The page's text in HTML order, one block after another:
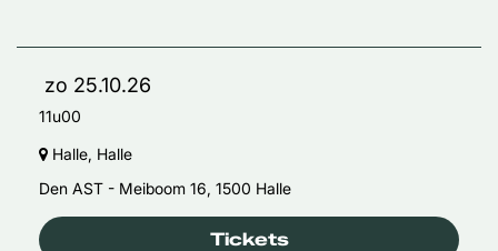
zo 25.10.26
11u00
Halle, Halle
Den AST - Meiboom 16, 1500 Halle
Tickets